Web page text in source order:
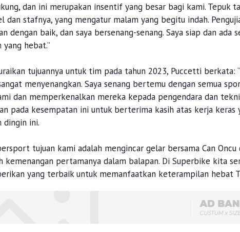
dan ini merupakan insentif yang besar bagi kami. Tepuk
dan stafnya, yang mengatur malam yang begitu indah.
dengan baik, dan saya bersenang-senang. Saya siap dan ada
yang hebat.”
tujuannya untuk tim pada tahun 2023, Puccetti berkata:
menyenangkan. Saya senang bertemu dengan semua
dan memperkenalkan mereka kepada pengendara dan
pada kesempatan ini untuk berterima kasih atas kerja keras
dingin ini.
tujuan kami adalah mengincar gelar bersama Can
kemenangan pertamanya dalam balapan. Di Superbike kita
yang terbaik untuk memanfaatkan keterampilan hebat